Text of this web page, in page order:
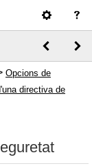
Opcions de
directiva de